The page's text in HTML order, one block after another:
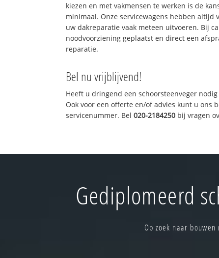
kiezen en met vakmensen te werken is de
minimaal. Onze servicewagens hebben altijd
uw dakreparatie vaak meteen uitvoeren. Bij
noodvoorziening geplaatst en direct een
reparatie.
Bel nu vrijblijvend!
Heeft u dringend een schoorsteenveger
Ook voor een offerte en/of advies kunt u ons
servicenummer. Bel020-2184250 bij vragen
Gediplomeerd
Op zoek naar